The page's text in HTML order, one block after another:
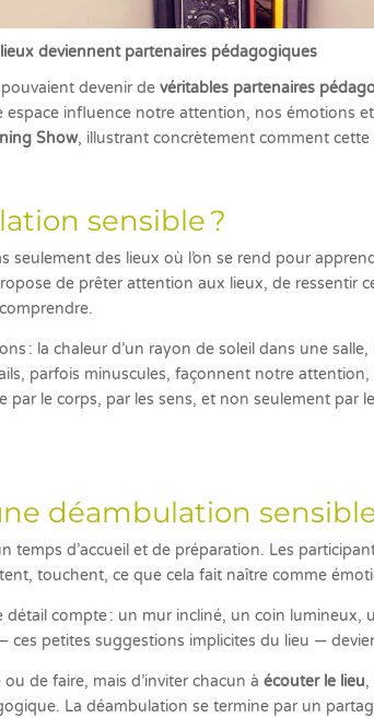
deviennent partenaires pédagogiques
pouvaient devenir devéritables partenaires
influence notre attention, nos émotions et
Show, illustrant concrètement comment
sensible ?
seulement des lieux où l’on se rend pour
de prêter attention aux lieux, de ressentir
: la chaleur d’un rayon de soleil dans une
parfois minuscules, façonnent notre
par le corps, par les sens, et non seulement par
déambulation
temps d’accueil et de préparation. Les
touchent, ce que cela fait naître comme
détail compte : un mur incliné, un coin
ces petites suggestions implicites du lieu —
ou de faire, mais d’inviter chacun àécouter le lieu,
La déambulation se termine par un